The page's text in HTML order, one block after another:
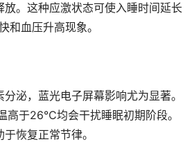
。这种应激状态可使入睡时间延长
和血压升高现象。
泌，蓝光电子屏幕影响尤为显著。
高于26℃均会干扰睡眠初期阶段。
恢复正常节律。